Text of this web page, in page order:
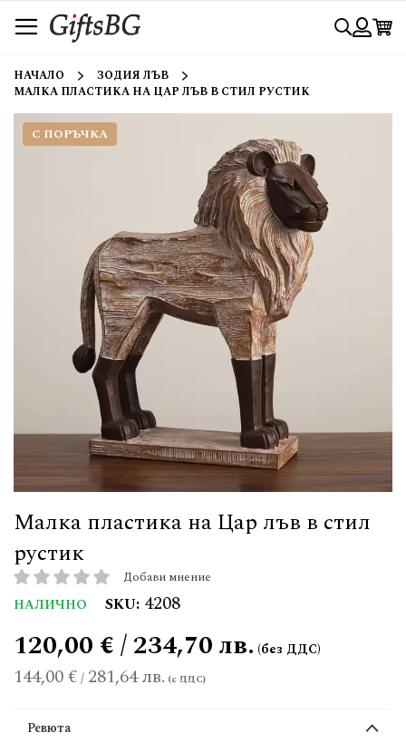
към
съдържанието
Търси
НАЧАЛО
ЗОДИЯ ЛЪВ
МАЛКА ПЛАСТИКА НА ЦАР ЛЪВ В СТИЛ РУСТИК
Малка пластика на Цар лъв в стил
рустик
рейтинг: Добави мнение
НАЛИЧНО SKU 4208
144,00 €/ 281,64 лв.
120,00 € / 234,70 лв.
С ПОРЪЧКА
Ревюта